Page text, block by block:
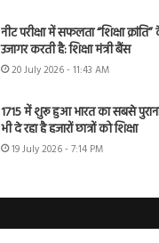
नीट परीक्षा में सफलता “शिक्षा
उजागर करती है: शिक्षा मंत्री बैंस
20 July 2026 - 11:43 AM
1715 में शुरू हुआ भारत का सबसे
भी दे रहा है हजारों छात्रों को शिक्षा
19 July 2026 - 7:14 PM